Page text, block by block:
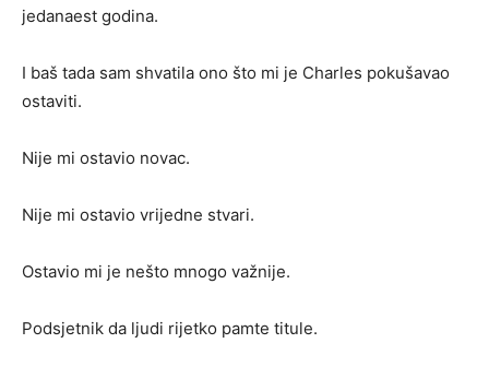
jedanaest godina.
I baš tada sam shvatila ono što mi je Charles pokušavao
ostaviti.
Nije mi ostavio novac.
Nije mi ostavio vrijedne stvari.
Ostavio mi je nešto mnogo važnije.
Podsjetnik da ljudi rijetko pamte titule.